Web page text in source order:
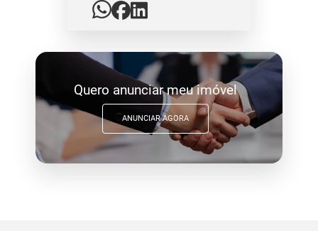
Quero anunciar meu imóvel
ANUNCIAR AGORA